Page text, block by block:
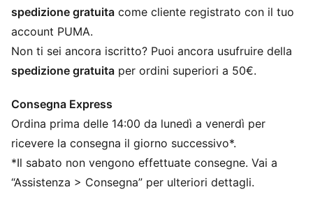
Dettagli riflettenti
Design a 6 pannelli
spedizione gratuita come cliente registrato con il tuo
account PUMA.
Non ti sei ancora iscritto? Puoi ancora usufruire della
spedizione gratuita per ordini superiori a 50€.
Consegna Express
Ordina prima delle 14:00 da lunedì a venerdì per
ricevere la consegna il giorno successivo*.
*Il sabato non vengono effettuate consegne. Vai a
“Assistenza > Consegna” per ulteriori dettagli.